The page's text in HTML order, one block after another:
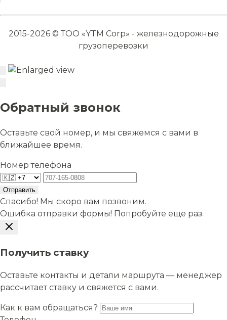
2015-2026 © ТОО «YTM Corp» - железнодорожные
грузоперевозки
Обратный звонок
Оставьте свой номер, и мы свяжемся с вами в
ближайшее время.
Номер телефона
Отправить
Спасибо! Мы скоро вам позвоним.
Ошибка отправки формы! Попробуйте еще раз.
Получить ставку
Оставьте контакты и детали маршрута — менеджер
рассчитает ставку и свяжется с вами.
Как к вам обращаться?